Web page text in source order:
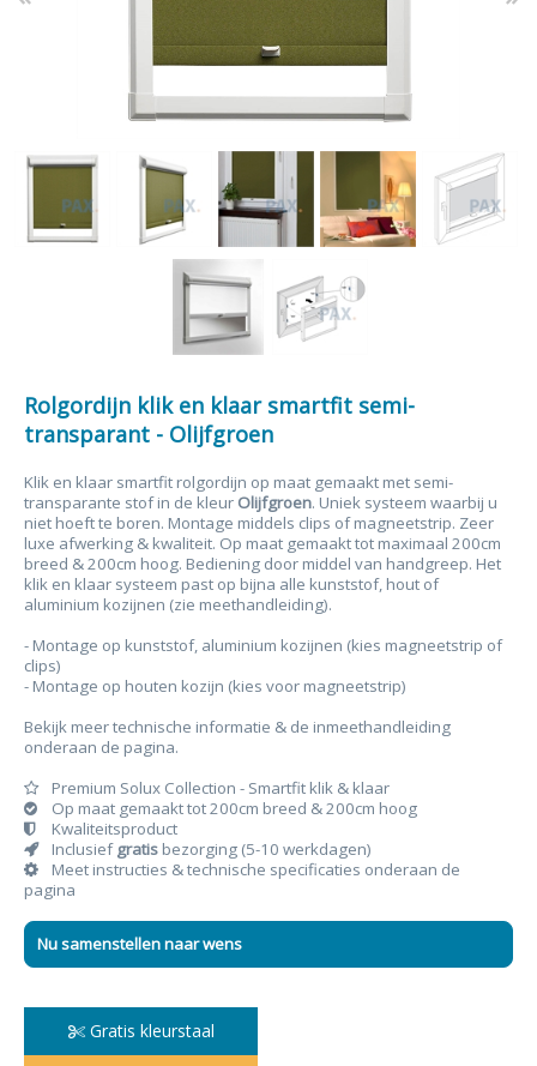
Rolgordijn klik en klaar smartfit semi-
transparant - Olijfgroen
Klik en klaar smartfit rolgordijn op maat gemaakt met semi-
transparante stof in de kleur Olijfgroen. Uniek systeem waarbij u
niet hoeft te boren. Montage middels clips of magneetstrip. Zeer
luxe afwerking & kwaliteit. Op maat gemaakt tot maximaal 200cm
breed & 200cm hoog. Bediening door middel van handgreep. Het
klik en klaar systeem past op bijna alle kunststof, hout of
aluminium kozijnen (zie meethandleiding).
- Montage op kunststof, aluminium kozijnen (kies magneetstrip of
clips)
- Montage op houten kozijn (kies voor magneetstrip)
Bekijk meer technische informatie & de inmeethandleiding
onderaan de pagina.
Premium Solux Collection - Smartfit klik & klaar
Op maat gemaakt tot 200cm breed & 200cm hoog
Kwaliteitsproduct
Inclusiefgratis bezorging (5-10 werkdagen)
Meet instructies & technische specificaties onderaan de
pagina
Nu samenstellen naar wens
Gratis kleurstaal